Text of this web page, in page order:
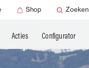
Shop Zoeken
Acties Configurator